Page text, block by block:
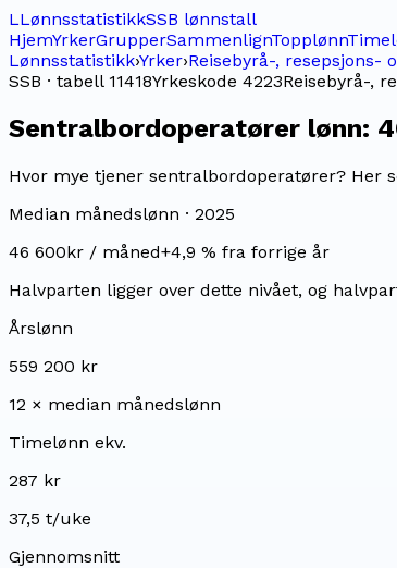
LLønnsstatistikkSSB lønnstall
HjemYrkerGrupperSammenlignTopplønn
Lønnsstatistikk›Yrker›Reisebyrå-, resepsjons-
SSB · tabell 11418Yrkeskode 4223Reisebyrå-,
Sentralbordoperatører lønn:
Hvor mye tjener sentralbordoperatører? Her
Median månedslønn · 2025
46 600kr / måned+4,9 % fra forrige år
Halvparten ligger over dette nivået, og
Årslønn
559 200 kr
12 × median månedslønn
Timelønn ekv.
287 kr
37,5 t/uke
Gjennomsnitt